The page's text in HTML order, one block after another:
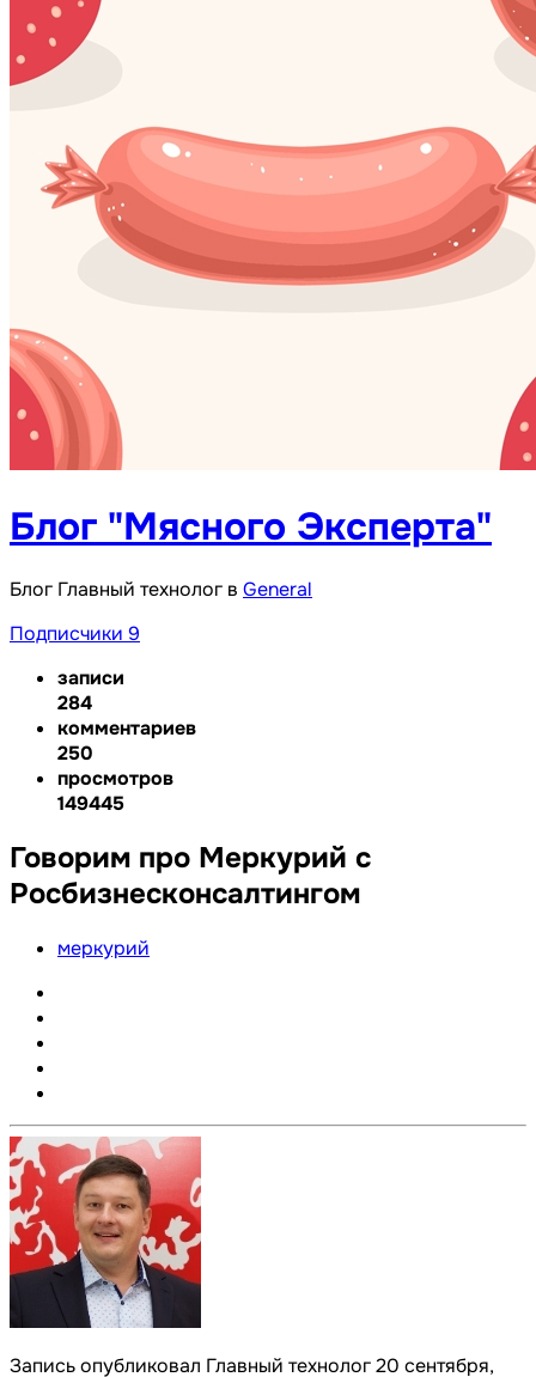
Блог "Мясного Эксперта"
Блог Главный технолог в General
Подписчики 9
записи
284
комментариев
250
просмотров
149445
Говорим про Меркурий с
Росбизнесконсалтингом
меркурий
Запись опубликовал Главный технолог20 сентября,